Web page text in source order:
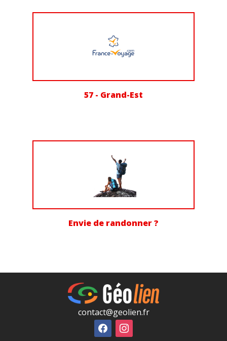
57 - Grand-Est
Envie de randonner ?
contact@geolien.fr